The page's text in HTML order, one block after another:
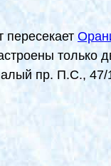
только
пр. П.С., 47/